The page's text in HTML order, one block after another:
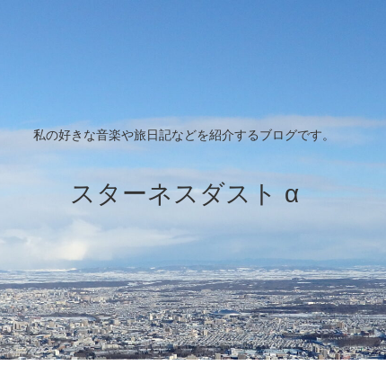
私の好きな音楽や旅日記などを紹介するブログです。
スターネスダスト α